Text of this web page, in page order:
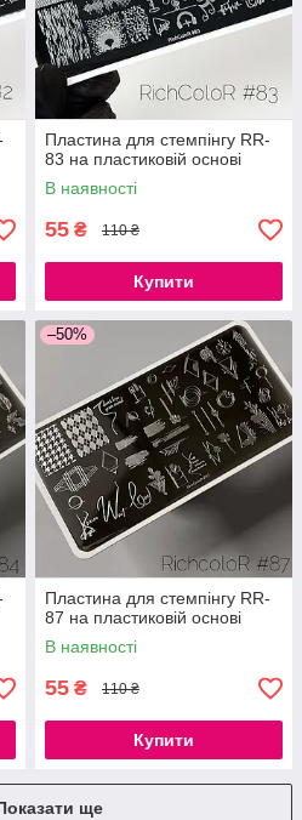
Пластина для стемпінгу RR-
83 на пластиковій основі
В наявності
55 ₴ 110 ₴
Купити
–50%
Пластина для стемпінгу RR-
87 на пластиковій основі
В наявності
55 ₴ 110 ₴
Купити
ще